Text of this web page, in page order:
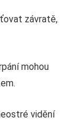
závratě,
mohou
vidění